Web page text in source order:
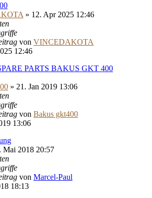
» 12. Apr 2025 12:46
von VINCEDAKOTA
12:46
PARTS BAKUS GKT 400
» 21. Jan 2019 13:06
von Bakus gkt400
13:06
Mai 2018 20:57
von Marcel-Paul
18:13